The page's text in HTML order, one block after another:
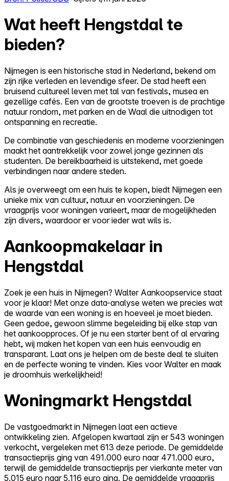
Wat heeft Hengstdal te
bieden?
Nijmegen is een historische stad in Nederland, bekend om
zijn rijke verleden en levendige sfeer. De stad heeft een
bruisend cultureel leven met tal van festivals, musea en
gezellige cafés. Een van de grootste troeven is de prachtige
natuur rondom, met parken en de Waal die uitnodigen tot
ontspanning en recreatie.
De combinatie van geschiedenis en moderne voorzieningen
maakt het aantrekkelijk voor zowel jonge gezinnen als
studenten. De bereikbaarheid is uitstekend, met goede
verbindingen naar andere steden.
Als je overweegt om een huis te kopen, biedt Nijmegen een
unieke mix van cultuur, natuur en voorzieningen. De
vraagprijs voor woningen varieert, maar de mogelijkheden
zijn divers, waardoor er voor ieder wat wils is.
Aankoopmakelaar in
Hengstdal
Zoek je een huis in Nijmegen? Walter Aankoopservice staat
voor je klaar! Met onze data-analyse weten we precies wat
de waarde van een woning is en hoeveel je moet bieden.
Geen gedoe, gewoon slimme begeleiding bij elke stap van
het aankoopproces. Of je nu een starter bent of al ervaring
hebt, wij maken het kopen van een huis eenvoudig en
transparant. Laat ons je helpen om de beste deal te sluiten
en de perfecte woning te vinden. Kies voor Walter en maak
je droomhuis werkelijkheid!
Woningmarkt Hengstdal
De vastgoedmarkt in Nijmegen laat een actieve
ontwikkeling zien. Afgelopen kwartaal zijn er 543 woningen
verkocht, vergeleken met 613 deze periode. De gemiddelde
transactieprijs ging van 491.000 euro naar 471.000 euro,
terwijl de gemiddelde transactieprijs per vierkante meter van
5.015 euro naar 5.116 euro ging. De gemiddelde vraagprijs